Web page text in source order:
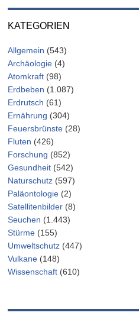
KATEGORIEN
Allgemein (543)
Archäologie (4)
Atomkraft (98)
Erdbeben (1.087)
Erdrutsch (61)
Ernährung (304)
Feuersbrünste (28)
Fluten (426)
Forschung (852)
Gesundheit (542)
Naturschutz (597)
Paläontologie (2)
Satellitenbilder (8)
Seuchen (1.443)
Stürme (155)
Umweltschutz (447)
Vulkane (148)
Wissenschaft (610)